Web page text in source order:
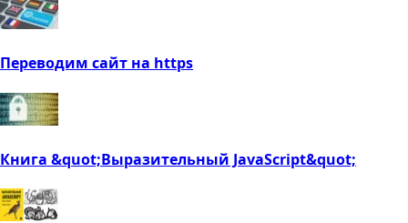
Переводим сайт на https
Книга &quot;Выразительный JavaScript&quot;